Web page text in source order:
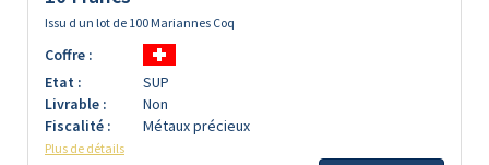
Issu d un lot de 100 Mariannes Coq
Coffre :
Etat :
SUP
Livrable :
Non
Fiscalité :
Métaux précieux
Plus de détails